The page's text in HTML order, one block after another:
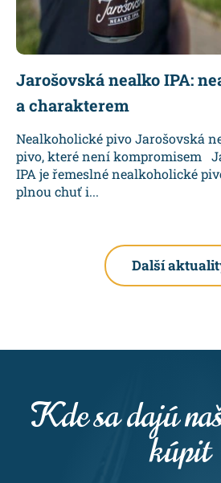
Jarošovská nealko IPA:
a charakterem
Nealkoholické pivo Jarošovská
pivo, které není kompromisem
IPA je řemeslné nealkoholické
plnou chuť i...
Další
Kde sa dajú
kúpit